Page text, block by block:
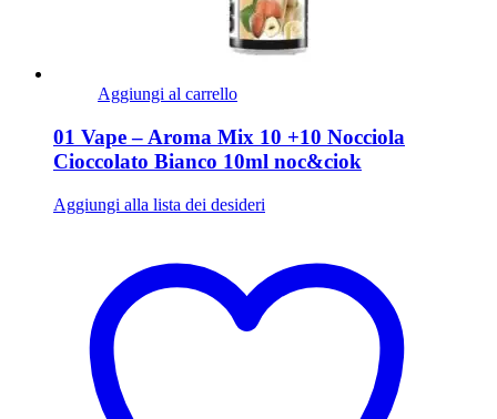
Aggiungi al carrello
01 Vape – Aroma Mix 10 +10 Nocciola
Cioccolato Bianco 10ml noc&ciok
Aggiungi alla lista dei desideri